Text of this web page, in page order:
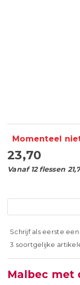
Momenteel
23,70
Vanaf 12 flessen
Schrijf als eerste
3 soortgelijke
Malbec met